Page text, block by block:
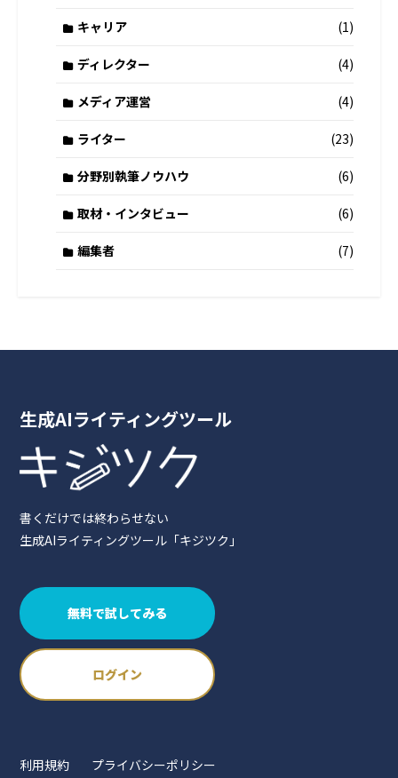
キャリア (1)
ディレクター (4)
メディア運営 (4)
ライター (23)
分野別執筆ノウハウ (6)
取材・インタビュー (6)
編集者 (7)
生成AIライティングツール
書くだけでは終わらせない
生成AIライティングツール「キジツク」
無料で試してみる
ログイン
利用規約 プライバシーポリシー